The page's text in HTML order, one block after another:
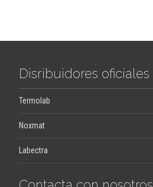
Disribuidores oficiales
Termolab
Noxmat
Labectra